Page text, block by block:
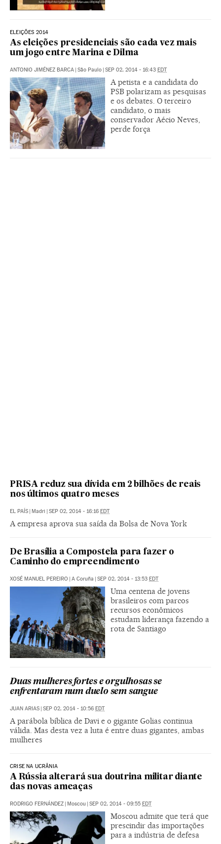
ELEIÇÕES 2014
As eleições presidenciais são cada vez mais
um jogo entre Marina e Dilma
ANTONIO JIMÉNEZ BARCA | São Paulo | SEP 02, 2014 - 16:43 EDT
A petista e a candidata do
PSB polarizam as pesquisas
e os debates. O terceiro
candidato, o mais
conservador Aécio Neves,
perde força
PRISA reduz sua dívida em 2 bilhões de reais
nos últimos quatro meses
EL PAÍS | Madri | SEP 02, 2014 - 16:16 EDT
A empresa aprova sua saída da Bolsa de Nova York
De Brasília a Compostela para fazer o
Caminho do empreendimento
XOSÉ MANUEL PEREIRO | A Coruña | SEP 02, 2014 - 13:53 EDT
Uma centena de jovens
brasileiros com parcos
recursos econômicos
estudam liderança fazendo a
rota de Santiago
Duas mulheres fortes e orgulhosas se
enfrentaram num duelo sem sangue
JUAN ARIAS | SEP 02, 2014 - 10:56 EDT
A parábola bíblica de Davi e o gigante Golias continua
válida. Mas desta vez a luta é entre duas gigantes, ambas
mulheres
CRISE NA UCRÂNIA
A Rússia alterará sua doutrina militar diante
das novas ameaças
RODRIGO FERNÁNDEZ | Moscou | SEP 02, 2014 - 09:55 EDT
Moscou admite que terá que
prescindir das importações
para a indústria de defesa